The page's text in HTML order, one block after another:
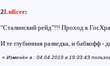
2Luficer:
"Сталинский рейд"!!! Проход к
И те глубинная разведка, и бабкофф -
« Изменён в : 04.04.2019 в 19:33:43